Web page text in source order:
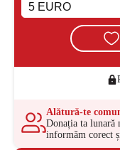
Alătură-te
Donația ta lunară
informăm corect